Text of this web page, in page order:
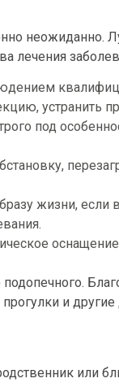
неожиданно.
лечения
устранить
под
жизни, если
и
или